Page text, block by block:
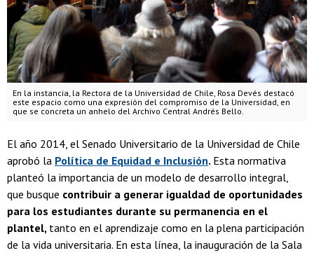
En la instancia, la Rectora de la Universidad de Chile, Rosa Devés destacó
este espacio como una expresión del compromiso de la Universidad, en
que se concreta un anhelo del Archivo Central Andrés Bello.
El año 2014, el Senado Universitario de la Universidad de Chile
aprobó la Política de Equidad e Inclusión. Esta normativa
planteó la importancia de un modelo de desarrollo integral,
que busque contribuir a generar igualdad de oportunidades
para los estudiantes durante su permanencia en el
plantel, tanto en el aprendizaje como en la plena participación
de la vida universitaria. En esta línea, la inauguración de la Sala